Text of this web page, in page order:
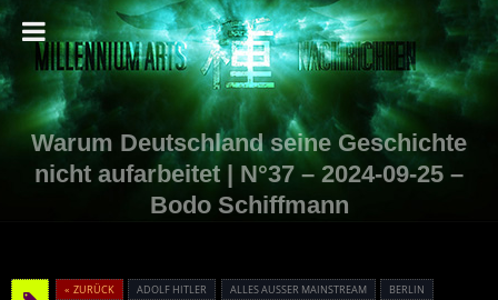
Warum Deutschland seine Geschichte
nicht aufarbeitet | N°37 – 2024-09-25 –
Bodo Schiffmann
« ZURÜCK ADOLF HITLER ALLES AUSSER MAINSTREAM
BERLIN